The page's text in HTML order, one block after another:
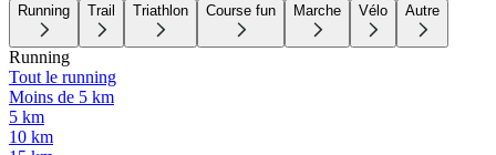
Running Trail Triathlon Course fun Marche Vélo Autre
Running
Tout le running
Moins de 5 km
5 km
10 km